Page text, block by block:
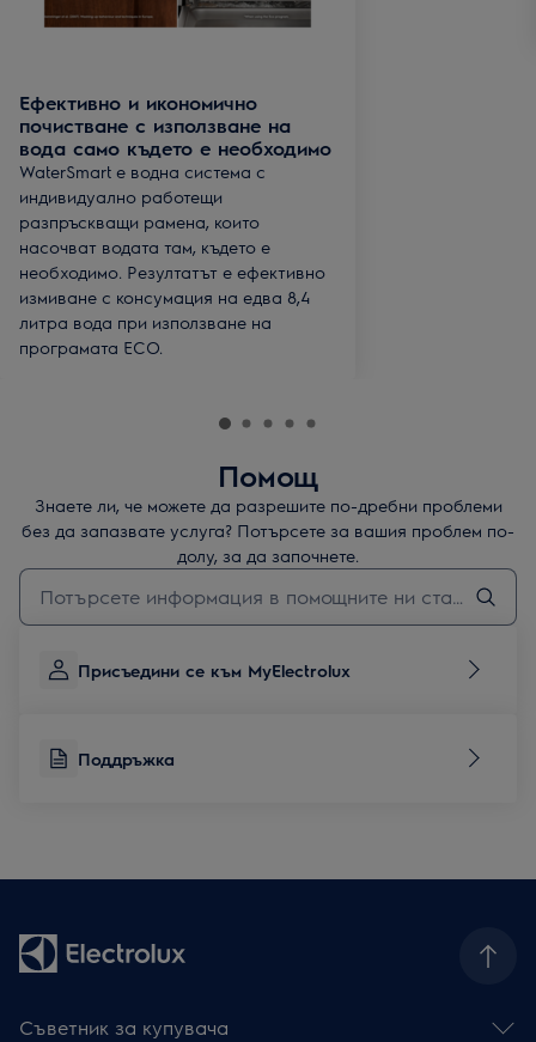
Ефективно и икономично
почистване с използване на
вода само където е необходимо
WaterSmart е водна система с
индивидуално работещи
разпръскващи рамена, които
насочват водата там, където е
необходимо. Резултатът е ефективно
измиване с консумация на едва 8,4
литра вода при използване на
програмата ECO.
Помощ
Знаете ли, че можете да разрешите по-дребни проблеми
без да запазвате услуга? Потърсете за вашия проблем по-
долу, за да започнете.
Въведете текст за да потърсите статии за поддръжка
Присъедини се към MyElectrolux
Поддръжка
Съветник за купувача